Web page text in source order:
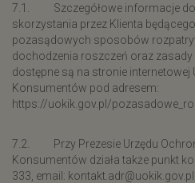
7.1. Szczegółowe informacje
skorzystania przez Klienta
pozasądowych sposobów
dochodzenia roszczeń oraz
dostępne są na stronie internetowej
Konsumentów pod adresem:
https://uokik.gov.pl/
7.2. Przy Prezesie Urzędu
Konsumentów działa także punkt
333, email: kontakt.adr@uokik.gov.pl